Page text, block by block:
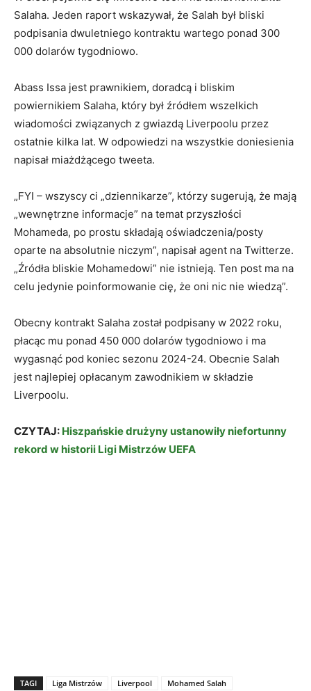
Salaha. Jeden raport wskazywał, że Salah był bliski
podpisania dwuletniego kontraktu wartego ponad 300
000 dolarów tygodniowo.
Abass Issa jest prawnikiem, doradcą i bliskim
powiernikiem Salaha, który był źródłem wszelkich
wiadomości związanych z gwiazdą Liverpoolu przez
ostatnie kilka lat. W odpowiedzi na wszystkie doniesienia
napisał miażdżącego tweeta.
„FYI – wszyscy ci „dziennikarze”, którzy sugerują, że mają
„wewnętrzne informacje” na temat przyszłości
Mohameda, po prostu składają oświadczenia/posty
oparte na absolutnie niczym”, napisał agent na Twitterze.
„Źródła bliskie Mohamedowi” nie istnieją. Ten post ma na
celu jedynie poinformowanie cię, że oni nic nie wiedzą”.
Obecny kontrakt Salaha został podpisany w 2022 roku,
płacąc mu ponad 450 000 dolarów tygodniowo i ma
wygasnąć pod koniec sezonu 2024-24. Obecnie Salah
jest najlepiej opłacanym zawodnikiem w składzie
Liverpoolu.
CZYTAJ: Hiszpańskie drużyny ustanowiły niefortunny
rekord w historii Ligi Mistrzów UEFA
TAGI Liga Mistrzów Liverpool Mohamed Salah